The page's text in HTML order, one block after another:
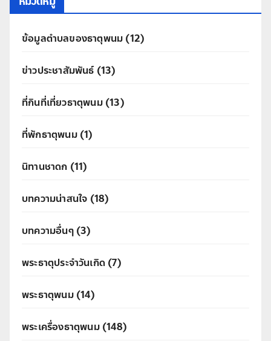
ข้อมูลตำบลของธาตุพนม (12)
ข่าวประชาสัมพันธ์(13)
ที่กินที่เที่ยวธาตุพนม(13)
ที่พักธาตุพนม(1)
นิทานชาดก (11)
บทความน่าสนใจ (18)
บทความอื่นๆ(3)
พระธาตุประจำวันเกิด (7)
พระธาตุพนม(14)
พระเครื่องธาตุพนม(148)